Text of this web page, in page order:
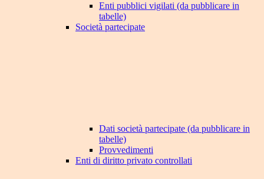
Enti pubblici vigilati (da pubblicare in
tabelle)
Società partecipate
Dati società partecipate (da pubblicare in
tabelle)
Provvedimenti
Enti di diritto privato controllati